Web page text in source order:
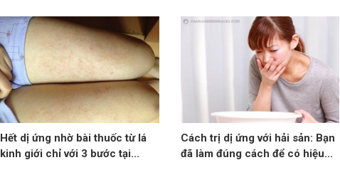
Hết dị ứng nhờ bài thuốc từ lá
kinh giới chỉ với 3 bước tại...
Cách trị dị ứng với hải sản: Bạn
đã làm đúng cách để có hiệu...